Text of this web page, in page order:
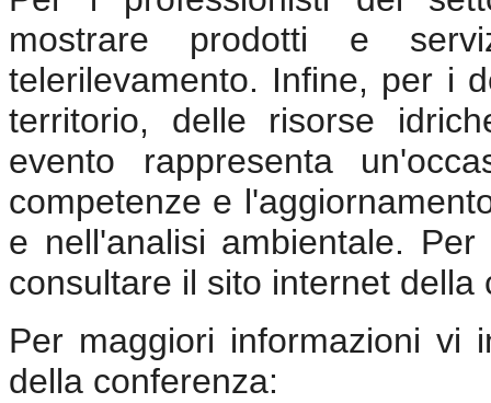
mostrare prodotti e
telerilevamento. Infine, per i
territorio, delle risorse
evento rappresenta
competenze e
e nell'analisi ambientale.
consultare il sito internet della
Per maggiori informazioni vi
della conferenza: